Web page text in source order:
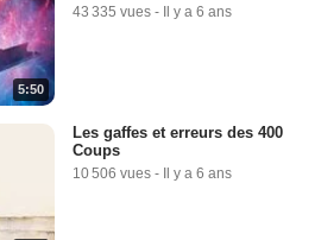
5:50
43 335 vues - Il y a 6 ans
Les gaffes et erreurs des 400
Coups
10 506 vues - Il y a 6 ans